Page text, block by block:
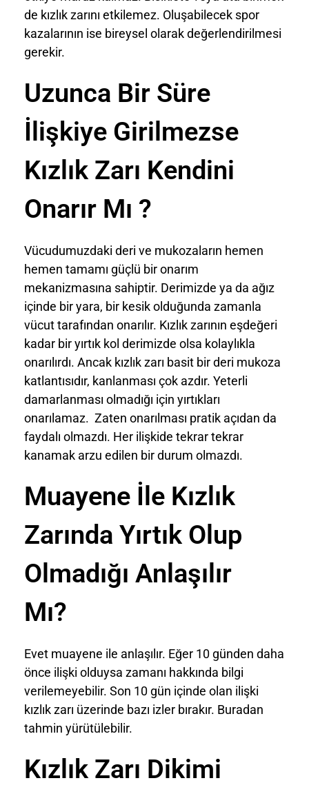
de kızlık zarını etkilemez. Oluşabilecek spor
kazalarının ise bireysel olarak değerlendirilmesi
gerekir.
Uzunca Bir Süre
İlişkiye Girilmezse
Kızlık Zarı Kendini
Onarır Mı ?
Vücudumuzdaki deri ve mukozaların hemen
hemen tamamı güçlü bir onarım
mekanizmasına sahiptir. Derimizde ya da ağız
içinde bir yara, bir kesik olduğunda zamanla
vücut tarafından onarılır. Kızlık zarının eşdeğeri
kadar bir yırtık kol derimizde olsa kolaylıkla
onarılırdı. Ancak kızlık zarı basit bir deri mukoza
katlantısıdır, kanlanması çok azdır. Yeterli
damarlanması olmadığı için yırtıkları
onarılamaz. Zaten onarılması pratik açıdan da
faydalı olmazdı. Her ilişkide tekrar tekrar
kanamak arzu edilen bir durum olmazdı.
Muayene İle Kızlık
Zarında Yırtık Olup
Olmadığı Anlaşılır
Mı?
Evet muayene ile anlaşılır. Eğer 10 günden daha
önce ilişki olduysa zamanı hakkında bilgi
verilemeyebilir. Son 10 gün içinde olan ilişki
kızlık zarı üzerinde bazı izler bırakır. Buradan
tahmin yürütülebilir.
Kızlık Zarı Dikimi